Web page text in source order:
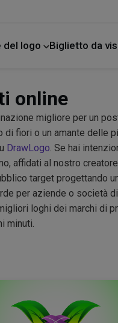
del logo Biglietto da
online
migliore per un
fiori o un amante delle
DrawLogo. Se hai
affidati al nostro
target progettando
per aziende o società di
loghi dei marchi di
minuti.